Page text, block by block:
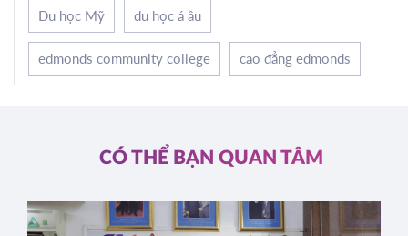
Du học Mỹ du học á âu
edmonds community college cao đẳng edmonds
CÓ THỂ BẠN QUAN TÂM